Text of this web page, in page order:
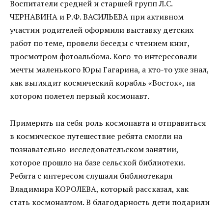
Воспитатели средней и старшей групп Л.С.
ЧЕРНАВИНА и Р.Ф. ВАСИЛЬЕВА при активном
участии родителей оформили выставку детских
работ по теме, провели беседы с чтением книг,
просмотром фотоальбома. Кого-то интересовали
мечты маленького Юры Гагарина, а кто-то уже знал,
как выглядит космический корабль «Восток», на
котором полетел первый космонавт.
Примерить на себя роль космонавта и отправиться
в космическое путешествие ребята смогли на
познавательно-исследовательском занятии,
которое прошло на базе сельской библиотеки.
Ребята с интересом слушали библиотекаря
Владимира КОРОЛЕВА, который рассказал, как
стать космонавтом. В благодарность дети подарили